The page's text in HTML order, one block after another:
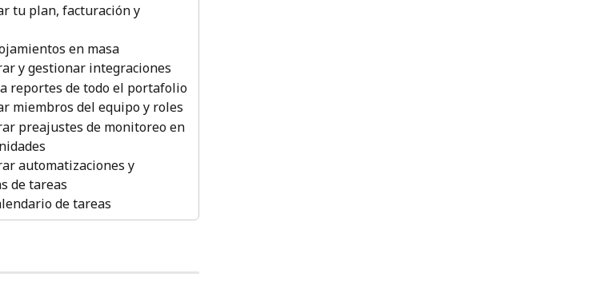
tu plan, facturación y
en masa
y gestionar integraciones
reportes de todo el portafolio
miembros del equipo y roles
preajustes de monitoreo en
automatizaciones y
de tareas
de tareas